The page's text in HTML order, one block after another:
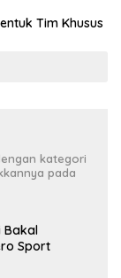
Tim Khusus
kategori
pada
Bakal
Sport